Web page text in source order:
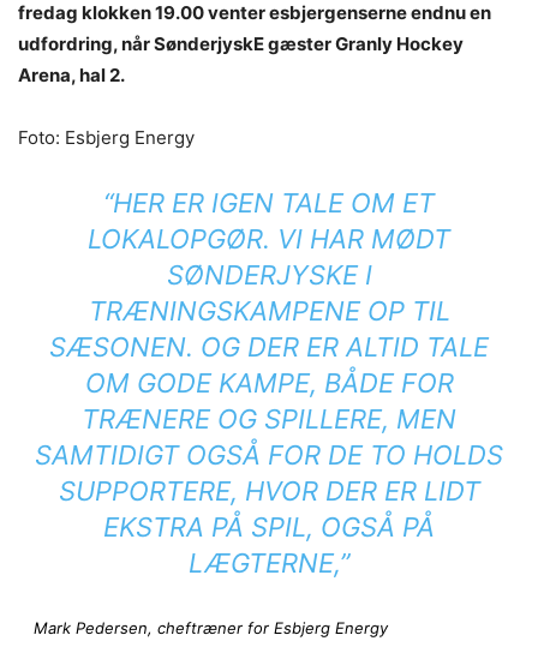
fredag klokken 19.00 venter esbjergenserne endnu en
udfordring, når SønderjyskE gæster Granly Hockey
Arena, hal 2.
Foto: Esbjerg Energy
“HER ER IGEN TALE OM ET
LOKALOPGØR. VI HAR MØDT
SØNDERJYSKE I
TRÆNINGSKAMPENE OP TIL
SÆSONEN. OG DER ER ALTID TALE
OM GODE KAMPE, BÅDE FOR
TRÆNERE OG SPILLERE, MEN
SAMTIDIGT OGSÅ FOR DE TO HOLDS
SUPPORTERE, HVOR DER ER LIDT
EKSTRA PÅ SPIL, OGSÅ PÅ
LÆGTERNE,”
Mark Pedersen, cheftræner for Esbjerg Energy